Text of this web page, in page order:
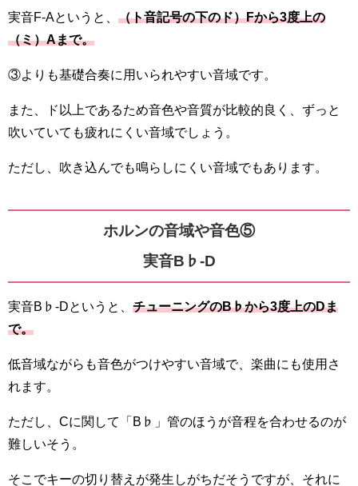
実音F-Aというと、 （ト音記号の下のド）Fから3度上の
（ミ）Aまで。
③よりも基礎合奏に用いられやすい音域です。
また、ド以上であるため音色や音質が比較的良く、ずっと
吹いていても疲れにくい音域でしょう。
ただし、吹き込んでも鳴らしにくい音域でもあります。
ホルンの音域や音色⑤
実音B♭-D
実音B♭-Dというと、 チューニングのB♭から3度上のDま
で。
低音域ながらも音色がつけやすい音域で、楽曲にも使用さ
れます。
ただし、Cに関して「B♭」管のほうが音程を合わせるのが
難しいそう。
そこでキーの切り替えが発生しがちだそうですが、それに